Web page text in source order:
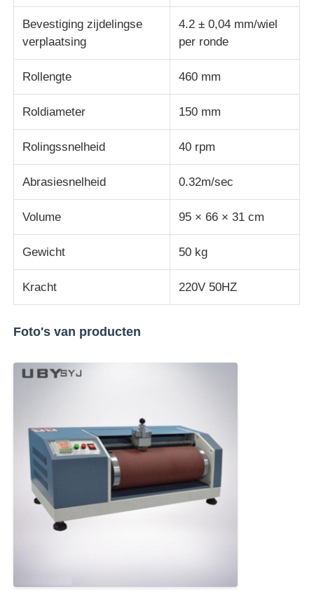
Impact testmachine
Schuring het testen Machine
rubber het testen materiaal
Gebouwmaterialen-testapparatuur
Verpakkingstestapparatuur
Testapparatuur voor kleefstoffen
hardheidsmeetapparaat
Bevestiging zijdelingse
verplaatsing
4.2 ± 0,04 mm/wiel
per ronde
Rollengte 460 mm
Roldiameter 150 mm
Rolingssnelheid 40 rpm
Abrasiesnelheid 0.32m/sec
Volume 95 × 66 × 31 cm
Gewicht 50 kg
Kracht 220V 50HZ
Foto's van producten